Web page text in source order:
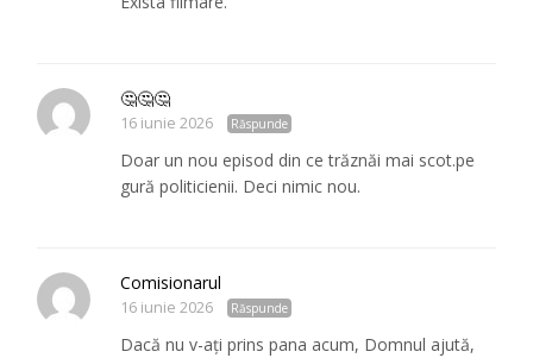
🤔🤔🤔
16 iunie 2026 Răspunde
Doar un nou episod din ce trăznăi mai scot.pe
gură politicienii. Deci nimic nou.
Comisionarul
16 iunie 2026 Răspunde
Dacă nu v-ați prins pana acum, Domnul ajută,